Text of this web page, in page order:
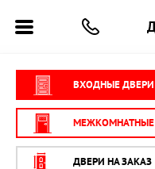
ВХОДНЫЕ ДВЕРИ
МЕЖКОМНАТНЫЕ
ДВЕРИ НА ЗАКАЗ